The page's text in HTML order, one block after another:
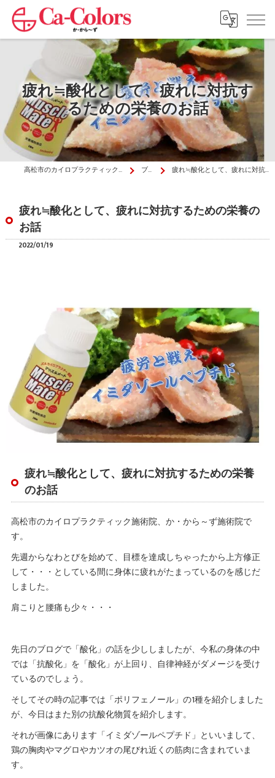
疲れ≒酸化として、疲れに対抗す
るための栄養のお話
高松市のカイロプラクティックはか・から～ず施術院 ブログ 疲れ≒酸化として、疲れに対抗するための栄養のお話
疲れ≒酸化として、疲れに対抗するための栄養の
お話
2022/01/19
疲れ≒酸化として、疲れに対抗するための栄養
のお話
高松市のカイロプラクティック施術院、か・から～ず施術院で
す。
先週からなわとびを始めて、目標を達成しちゃったから上方修正
して・・・としている間に身体に疲れがたまっているのを感じだ
しました。
肩こりと腰痛も少々・・・
先日のブログで「酸化」の話を少ししましたが、今私の身体の中
では「抗酸化」を「酸化」が上回り、自律神経がダメージを受け
ているのでしょう。
そしてその時の記事では「ポリフェノール」の1種を紹介しました
が、今日はまた別の抗酸化物質を紹介します。
それが画像にあります「イミダゾールペプチド」といいまして、
鶏の胸肉やマグロやカツオの尾びれ近くの筋肉に含まれていま
す。